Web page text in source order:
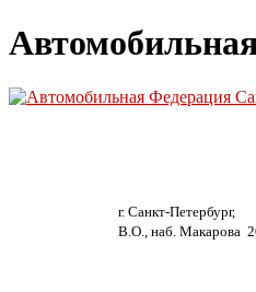
г. Санкт-Петербург,
В.О., наб. Макарова